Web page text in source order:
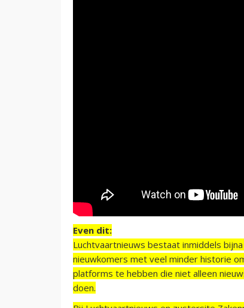
Even dit:
Luchtvaartnieuws bestaat inmiddels
nieuwkomers met veel minder historie
platforms te hebben die niet alleen
doen.